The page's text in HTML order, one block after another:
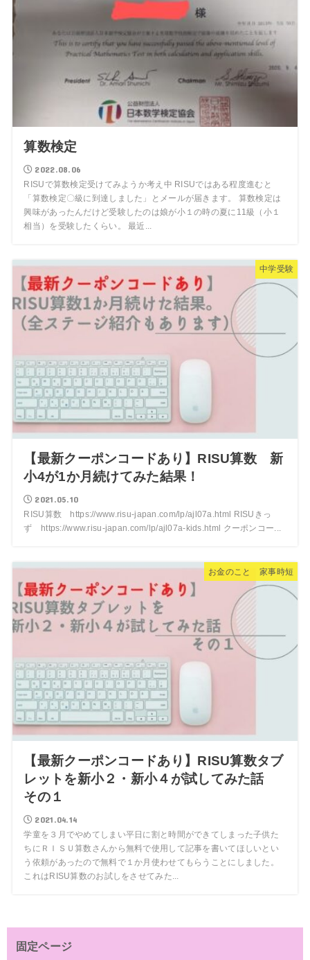
算数検定
2022.08.06
RISUで算数検定受けてみようか考え中 RISUではある程度進むと
「算数検定〇級に到達しました」とメールが届きます。 算数検定は
興味があったんだけど受験したのは娘が小１の時の夏に11級（小１
相当）を受験したくらい。 最近...
中学受験
【最新クーポンコードあり】RISU算数 新
小4が1か月続けてみた結果！
2021.05.10
RISU算数 https://www.risu-japan.com/lp/ajl07a.html RISUきっ
ず https://www.risu-japan.com/lp/ajl07a-kids.html クーポンコー...
お金のこと 家事時短
【最新クーポンコードあり】RISU算数タブ
レットを新小２・新小４が試してみた話
その１
2021.04.14
学童を３月でやめてしまい平日に割と時間ができてしまった子供た
ちにＲＩＳＵ算数さんから無料で使用して記事を書いてほしいとい
う依頼があったので無料で１か月使わせてもらうことにしました。
これはRISU算数のお試しをさせてみた...
固定ページ